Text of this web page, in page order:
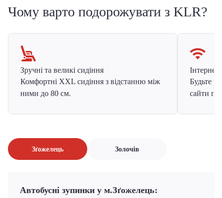
Чому варто подорожувати з KLR?
Зручні та великі сидіння
Комфортні XXL сидіння з відстанню між
ними до 80 см.
Інтернет
Будьте
сайти
Зґожелець Золочів
Автобусні зупинки у м.Зґожелець: